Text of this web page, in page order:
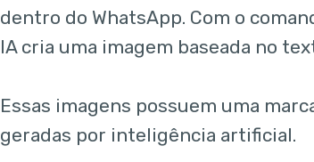
dentro do WhatsApp. Com o
IA cria uma imagem baseada no
Essas imagens possuem uma
geradas por inteligência artificial.